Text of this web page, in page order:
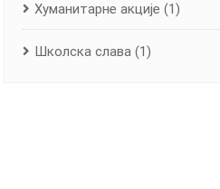
Хуманитарне акције (1)
Школска слава (1)